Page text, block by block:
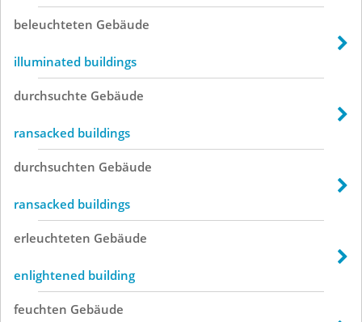
beleuchteten Gebäude
illuminated buildings
durchsuchte Gebäude
ransacked buildings
durchsuchten Gebäude
ransacked buildings
erleuchteten Gebäude
enlightened building
feuchten Gebäude